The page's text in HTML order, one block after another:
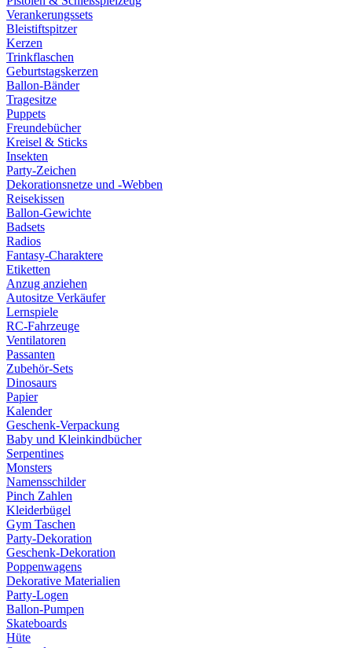
Verankerungssets
Bleistiftspitzer
Kerzen
Trinkflaschen
Geburtstagskerzen
Ballon-Bänder
Tragesitze
Puppets
Freundebücher
Kreisel & Sticks
Insekten
Party-Zeichen
Dekorationsnetze und -Webben
Reisekissen
Ballon-Gewichte
Badsets
Radios
Fantasy-Charaktere
Etiketten
Anzug anziehen
Autositze Verkäufer
Lernspiele
RC-Fahrzeuge
Ventilatoren
Passanten
Zubehör-Sets
Dinosaurs
Papier
Kalender
Geschenk-Verpackung
Baby und Kleinkindbücher
Serpentines
Monsters
Namensschilder
Pinch Zahlen
Kleiderbügel
Gym Taschen
Party-Dekoration
Geschenk-Dekoration
Poppenwagens
Dekorative Materialien
Party-Logen
Ballon-Pumpen
Skateboards
Hüte